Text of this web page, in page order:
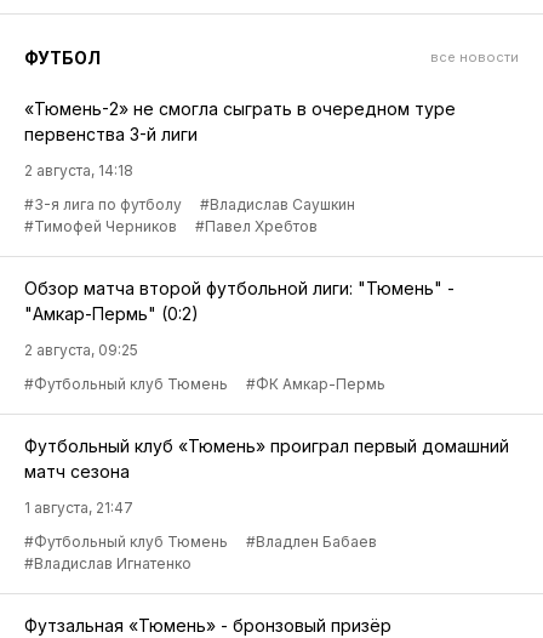
ФУТБОЛ все новости
«Тюмень-2» не смогла сыграть в очередном туре
первенства 3-й лиги
2 августа, 14:18
#3-я лига по футболу
#Владислав Саушкин
#Тимофей Черников
#Павел Хребтов
Обзор матча второй футбольной лиги: "Тюмень" -
"Амкар-Пермь" (0:2)
2 августа, 09:25
#Футбольный клуб Тюмень
#ФК Амкар-Пермь
Футбольный клуб «Тюмень» проиграл первый домашний
матч сезона
1 августа, 21:47
#Футбольный клуб Тюмень
#Владлен Бабаев
#Владислав Игнатенко
Футзальная «Тюмень» - бронзовый призёр